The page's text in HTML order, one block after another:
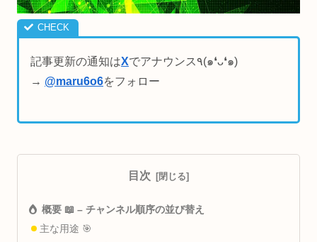
記事更新の通知はX
でアナウンス٩(๑❛ᴗ❛๑)
→ @maru6o6をフォロー
目次
概要 📖 – チャンネル順序の並び替え
主な用途 🎯